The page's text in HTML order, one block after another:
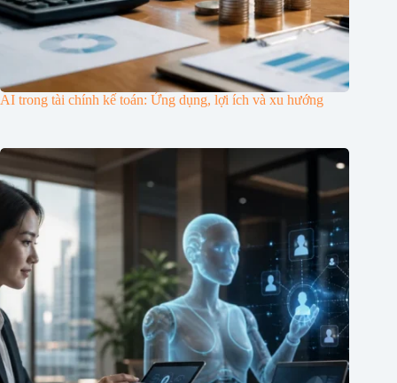
AI trong tài chính kế toán: Ứng dụng, lợi ích và xu hướng